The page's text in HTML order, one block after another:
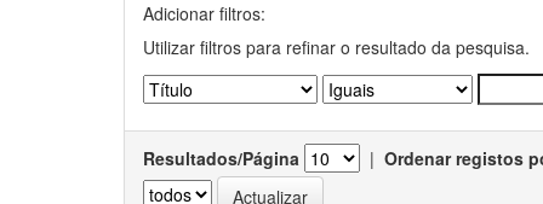
Adicionar filtros:
Utilizar filtros para refinar o resultado da pesquisa.
Resultados/Página | Ordenar registos